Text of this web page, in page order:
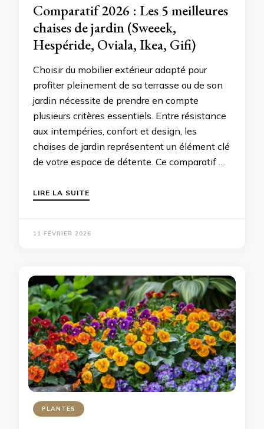
Comparatif 2026 : Les 5 meilleures
chaises de jardin (Sweeek,
Hespéride, Oviala, Ikea, Gifi)
Choisir du mobilier extérieur adapté pour
profiter pleinement de sa terrasse ou de son
jardin nécessite de prendre en compte
plusieurs critères essentiels. Entre résistance
aux intempéries, confort et design, les
chaises de jardin représentent un élément clé
de votre espace de détente. Ce comparatif …
LIRE LA SUITE
11 FÉVRIER 2026
PLANTES